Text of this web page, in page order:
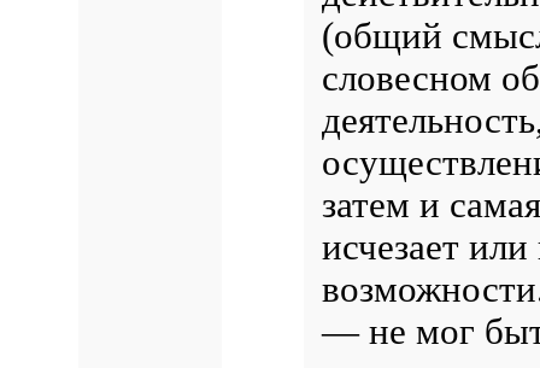
(общий
словесном
затем и
исчезает
— не мог